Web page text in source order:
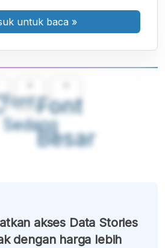
Font
Sedang
Font
Besar
untuk baca »
akses Data Stories
dengan harga lebih